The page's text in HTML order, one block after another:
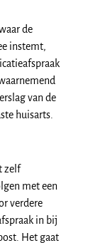
de
instemt,
van de
huisarts.
zelf
met een
verdere
in bij
Het gaat